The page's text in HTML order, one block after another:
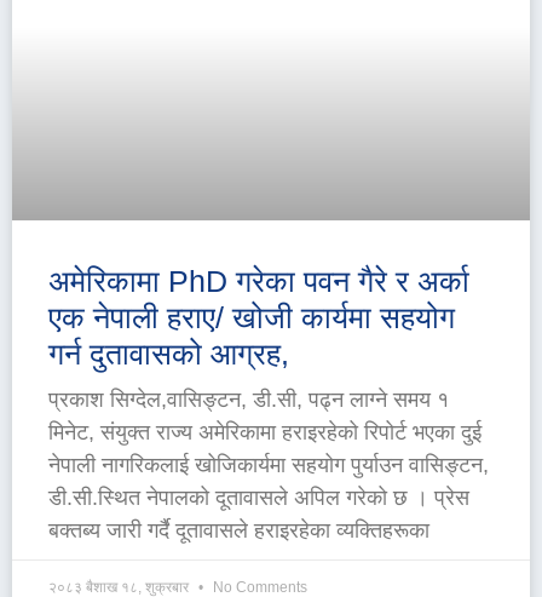
अमेरिकामा PhD गरेका पवन गैरे र अर्का
एक नेपाली हराए/ खोजी कार्यमा सहयोग
गर्न दुतावासको आग्रह,
प्रकाश सिग्देल,वासिङ्टन, डी.सी, पढ्न लाग्ने समय १
मिनेट, संयुक्त राज्य अमेरिकामा हराइरहेको रिपोर्ट भएका दुई
नेपाली नागरिकलाई खोजिकार्यमा सहयोग पुर्याउन वासिङ्टन,
डी.सी.स्थित नेपालको दूतावासले अपिल गरेको छ । प्रेस
बक्तब्य जारी गर्दै दूतावासले हराइरहेका व्यक्तिहरूका
२०८३ बैशाख १८, शुक्रबार No Comments